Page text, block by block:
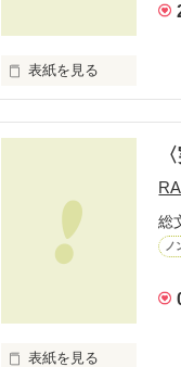
表紙を見る
最初は何もかもが興味
総
ノ
表紙を見る